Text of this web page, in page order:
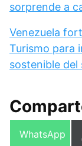
sorprende a
Venezuela
Turismo para
sostenible del
Compartir
WhatsApp